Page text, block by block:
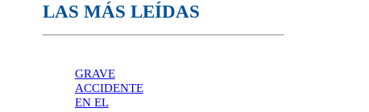
LAS MÁS LEÍDAS
GRAVE
ACCIDENTE
EN EL